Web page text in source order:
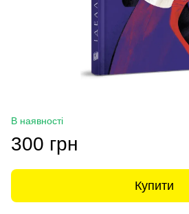
В наявності
300 грн
Купити